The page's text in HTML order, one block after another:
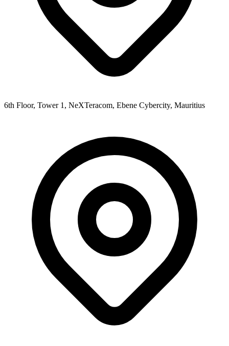
6th Floor, Tower 1, NeXTeracom, Ebene Cybercity, Mauritius